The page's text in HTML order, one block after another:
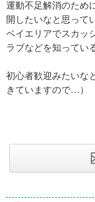
運動不足解消のため
開したいなと思って
ベイエリアでスカッ
ラブなどを知ってい
初心者歓迎みたいな
きていますので…）